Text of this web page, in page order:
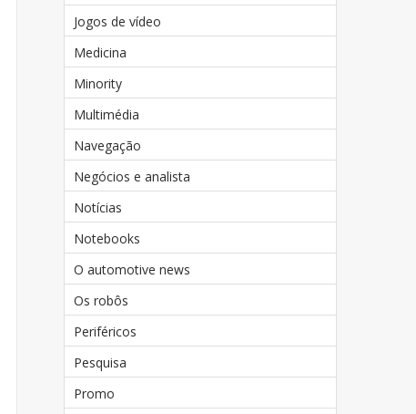
Jogos de vídeo
Medicina
Minority
Multimédia
Navegação
Negócios e analista
Notícias
Notebooks
O automotive news
Os robôs
Periféricos
Pesquisa
Promo